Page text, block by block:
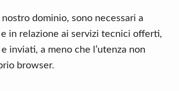
dominio, sono necessari a
in relazione ai servizi tecnici offerti,
inviati, a meno che l’utenza non
browser.